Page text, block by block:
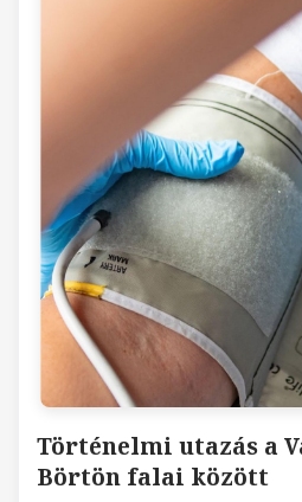
Történelmi utazás a
Börtön falai között